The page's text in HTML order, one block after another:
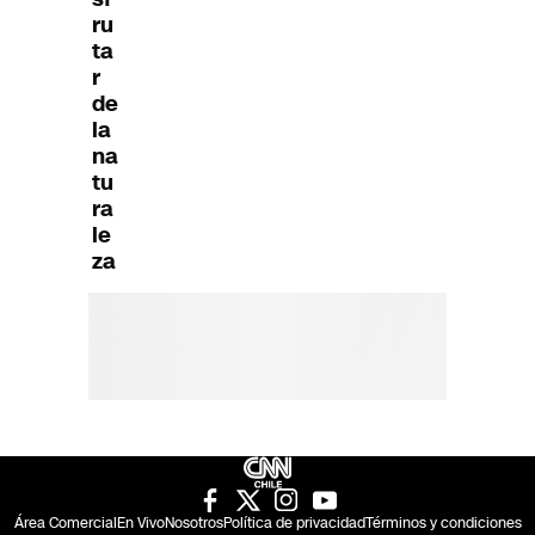
ru
ta
r
de
la
na
tu
ra
le
za
Área ComercialEn VivoNosotrosPolítica de privacidadTérminos y condiciones